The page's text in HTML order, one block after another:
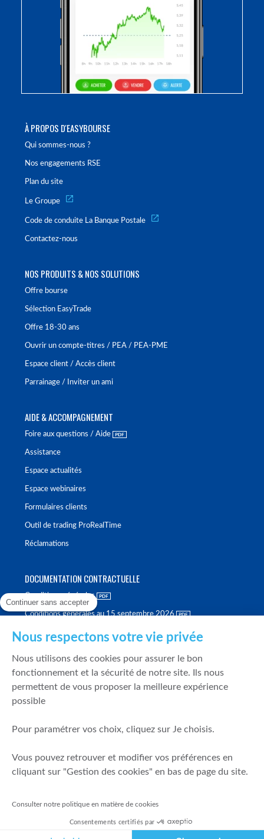
À PROPOS D'EASYBOURSE
Qui sommes-nous ?
Nos engagements RSE
Plan du site
Le Groupe
Code de conduite La Banque Postale
Contactez-nous
NOS PRODUITS & NOS SOLUTIONS
Offre bourse
Sélection EasyTrade
Offre 18-30 ans
Ouvrir un compte-titres / PEA / PEA-PME
Espace client / Accès client
Parrainage / Inviter un ami
AIDE & ACCOMPAGNEMENT
Foire aux questions / Aide
Assistance
Espace actualités
Espace webinaires
Formulaires clients
Outil de trading ProRealTime
Réclamations
DOCUMENTATION CONTRACTUELLE
Conditions générales
Conditions générales au 15 septembre 2026
Politique de meilleure sélection
Politique de durabilité
Fonds de garantie des dépôts et de résolution
Mentions légales
Prévention de la fraude
Politique de gestion des conflits d'intérêts
Continuer sans accepter
Nous respectons votre vie privée
Nous utilisons des cookies pour assurer le bon
fonctionnement et la sécurité de notre site. Ils nous
permettent de vous proposer la meilleure expérience
possible
Pour paramétrer vos choix, cliquez sur Je choisis.
Vous pouvez retrouver et modifier vos préférences en
cliquant sur "Gestion des cookies" en bas de page du site.
Consulter notre politique en matière de cookies
Consentements certifiés par